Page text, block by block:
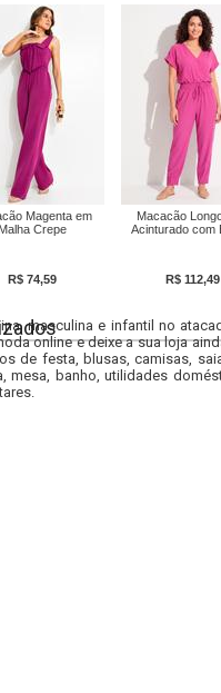
Magenta em
Malha Crepe
R$ 74,59
Macacão
Acinturado com
R$ 112,49
masculina e infantil no
online e deixe a sua loja
de festa, blusas, camisas,
mesa, banho, utilidades